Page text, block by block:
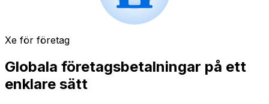
Xe för företag
Globala företagsbetalningar på ett
enklare sätt